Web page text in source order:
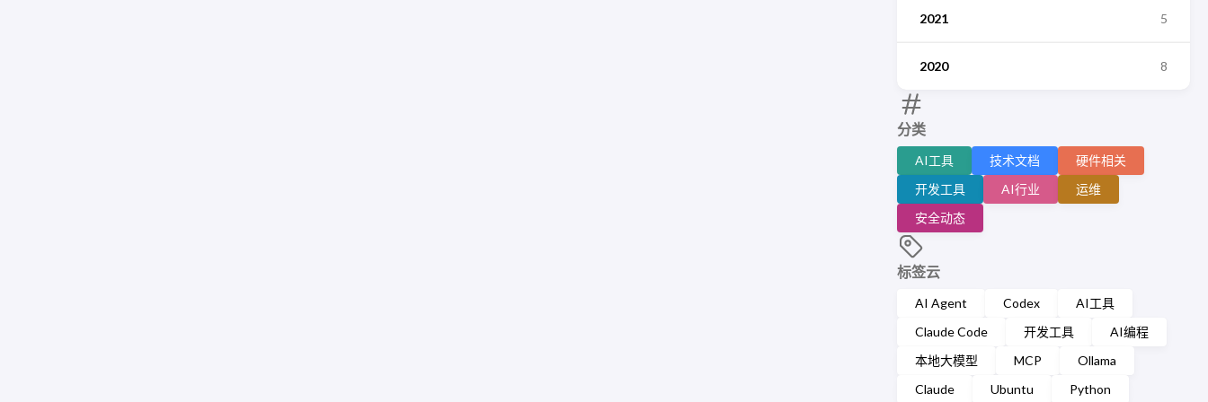
2021 5
2020 8
分类
AI工具 技术文档
硬件相关
开发工具
AI行业
运维
安全动态
标签云
AI Agent Codex
AI工具
Claude Code
开发工具
AI编程
本地大模型
MCP
Ollama
Claude
Ubuntu Python